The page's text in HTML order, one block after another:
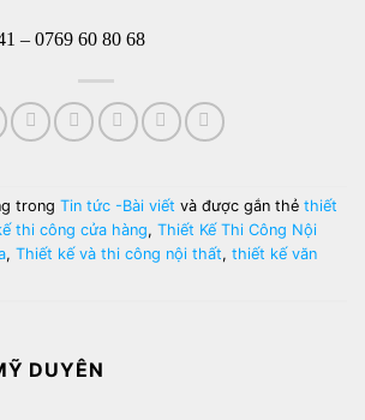
– 0769 60 80 68
trong Tin tức -Bài viết và được gắn thẻ thiết
thi công cửa hàng, Thiết Kế Thi Công Nội
, Thiết kế và thi công nội thất, thiết kế văn
DUYÊN